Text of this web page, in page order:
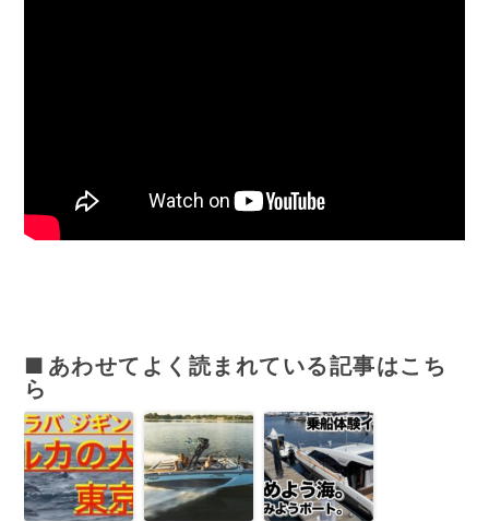
あわせてよく読まれている記事はこち
ら